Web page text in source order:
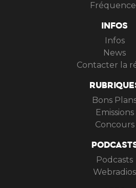
INFOS
Infos
News
Contacter la
Bons
Emissions
Concours
Podcasts
Webradios